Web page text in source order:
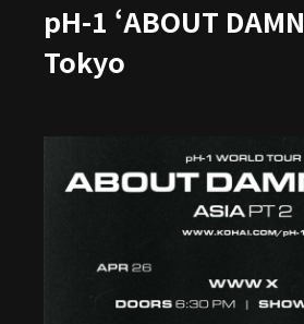
pH-1 ‘ABOUT
Tokyo